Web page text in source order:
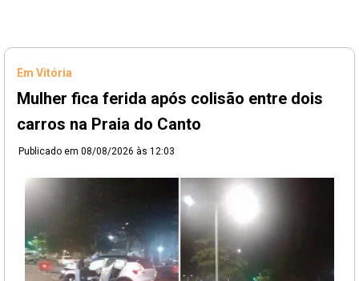
Em Vitória
Mulher fica ferida após colisão entre dois
carros na Praia do Canto
Publicado em 08/08/2026 às 12:03